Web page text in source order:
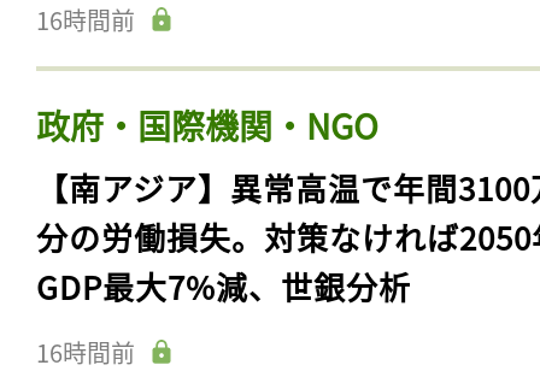
16時間前
政府・国際機関・NGO
【南アジア】異常高温で年間
分の労働損失。対策なければ
GDP最大7%減、世銀分析
16時間前